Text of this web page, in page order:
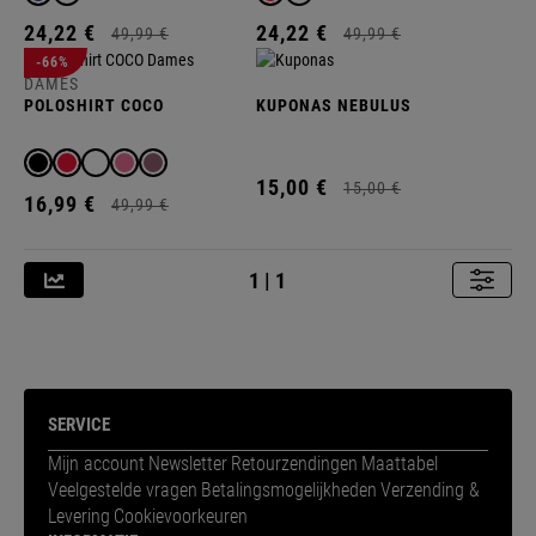
24,22 € 49,99 € 24,22 € 49,99 €
DAMES
POLOSHIRT COCO
16,99 € 49,99 €
-66%
KUPONAS NEBULUS
15,00 € 15,00 €
1 | 1
SERVICE
Mijn account Newsletter Retourzendingen Maattabel
Veelgestelde vragen Betalingsmogelijkheden Verzending &
Levering Cookievoorkeuren